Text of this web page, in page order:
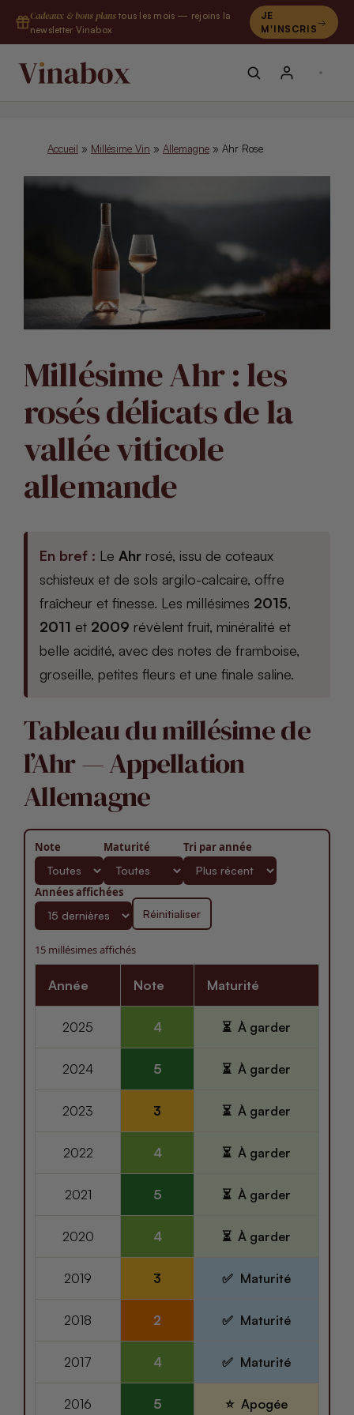
contenu
Cadeaux & bons plans tous les mois — rejoins la
newsletter Vinabox
JE
M'INSCRIS
Accueil » Millésime Vin » Allemagne » Ahr Rose
Millésime Ahr : les
rosés délicats de la
vallée viticole
allemande
En bref : Le Ahr rosé, issu de coteaux
schisteux et de sols argilo-calcaire, offre
fraîcheur et finesse. Les millésimes 2015,
2011 et 2009 révèlent fruit, minéralité et
belle acidité, avec des notes de framboise,
groseille, petites fleurs et une finale saline.
Tableau du millésime de
l’Ahr — Appellation
Allemagne
Note Maturité Tri par année
Années affichées
Réinitialiser
15 millésimes affichés
Année Note Maturité
2025 4 À garder
2024 5 À garder
2023 3 À garder
2022 4 À garder
2021 5 À garder
2020 4 À garder
2019 3 Maturité
2018 2 Maturité
2017 4 Maturité
2016 5 Apogée